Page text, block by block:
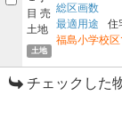
土地
総区画数
最適用途
住
福島小学校
チェックした